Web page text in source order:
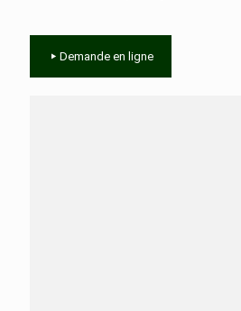
Demande en ligne